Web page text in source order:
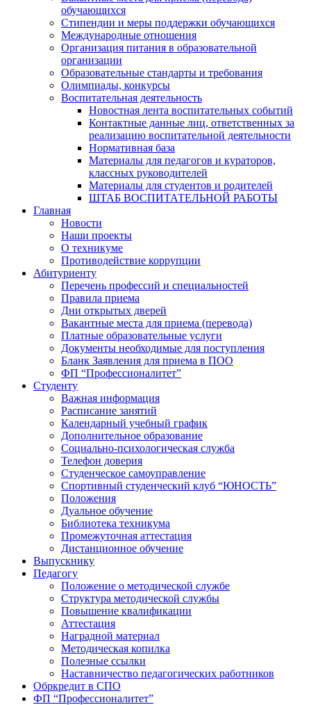
обучающихся
Стипендии и меры поддержки обучающихся
Международные отношения
Организация питания в образовательной
организации
Образовательные стандарты и требования
Олимпиады, конкурсы
Воспитательная деятельность
Новостная лента воспитательных событий
Контактные данные лиц, ответственных за
реализацию воспитательной деятельности
Нормативная база
Материалы для педагогов и кураторов,
классных руководителей
Материалы для студентов и родителей
ШТАБ ВОСПИТАТЕЛЬНОЙ РАБОТЫ
Главная
Новости
Наши проекты
О техникуме
Противодействие коррупции
Абитуриенту
Перечень профессий и специальностей
Правила приема
Дни открытых дверей
Вакантные места для приема (перевода)
Платные образовательные услуги
Документы необходимые для поступления
Бланк Заявления для приема в ПОО
ФП “Профессионалитет”
Студенту
Важная информация
Расписание занятий
Календарный учебный график
Дополнительное образование
Социально-психологическая служба
Телефон доверия
Студенческое самоуправление
Спортивный студенческий клуб “ЮНОСТЬ”
Положения
Дуальное обучение
Библиотека техникума
Промежуточная аттестация
Дистанционное обучение
Выпускнику
Педагогу
Положение о методической службе
Структура методической службы
Повышение квалификации
Аттестация
Наградной материал
Методическая копилка
Полезные ссылки
Наставничество педагогических работников
Обркредит в СПО
ФП “Профессионалитет”